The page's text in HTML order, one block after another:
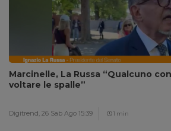
Marcinelle, La Russa “Qualcuno
voltare le spalle”
Digitrend, 26 Sab Ago 15:39 1 min